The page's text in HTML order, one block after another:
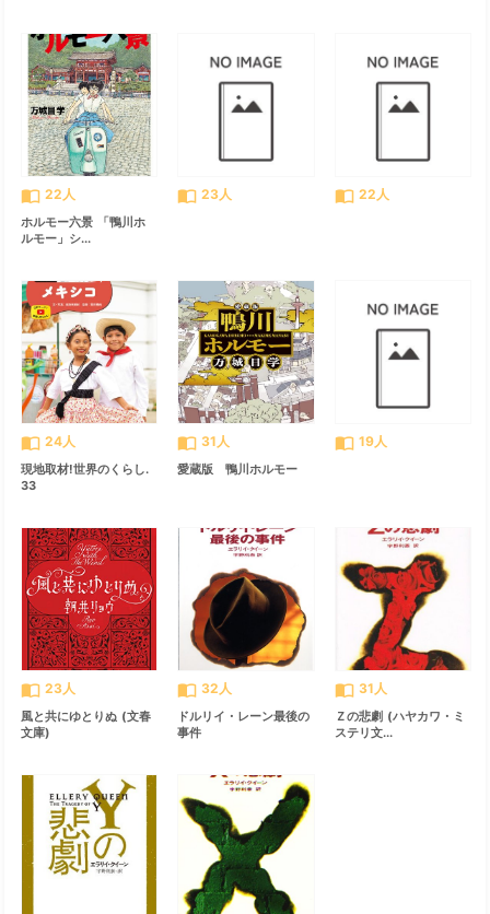
import_contacts 22人
ホルモー六景 「鴨川ホ
ルモー」シ...
import_contacts 23人 import_contacts 22人
import_contacts 24人
現地取材!世界のくらし.
33
import_contacts 31人
愛蔵版 鴨川ホルモー
import_contacts 19人
import_contacts 23人
風と共にゆとりぬ (文春
文庫)
import_contacts 32人
ドルリイ・レーン最後の
事件
import_contacts 31人
Ｚの悲劇 (ハヤカワ・ミ
ステリ文...